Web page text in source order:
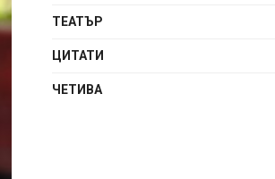
ТЕАТЪР
ЦИТАТИ
ЧЕТИВА